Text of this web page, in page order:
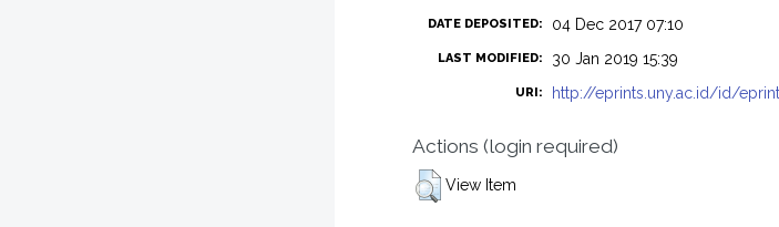
DATE DEPOSITED: 04 Dec 2017 07:10
LAST MODIFIED: 30 Jan 2019 15:39
URI: http://eprints.uny.ac.id/id/
Actions (login required)
View Item